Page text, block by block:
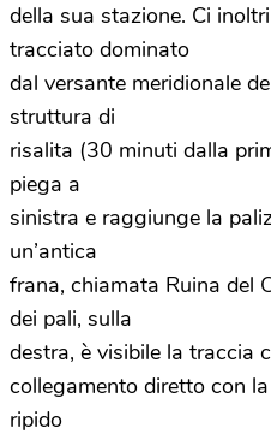
della sua stazione. Ci
tracciato dominato
dal versante meridionale
struttura di
risalita (30 minuti dalla
piega a
sinistra e raggiunge la
un’antica
frana, chiamata Ruina del
dei pali, sulla
destra, è visibile la traccia
collegamento diretto con
ripido